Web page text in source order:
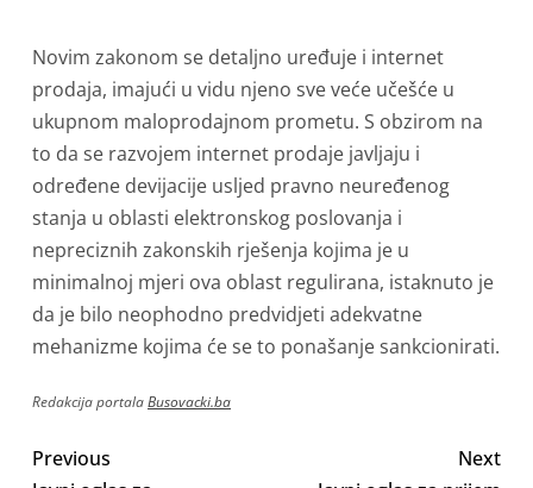
Novim zakonom se detaljno uređuje i internet
prodaja, imajući u vidu njeno sve veće učešće u
ukupnom maloprodajnom prometu. S obzirom na
to da se razvojem internet prodaje javljaju i
određene devijacije usljed pravno neuređenog
stanja u oblasti elektronskog poslovanja i
nepreciznih zakonskih rješenja kojima je u
minimalnoj mjeri ova oblast regulirana, istaknuto je
da je bilo neophodno predvidjeti adekvatne
mehanizme kojima će se to ponašanje sankcionirati.
Redakcija portalaBusovacki.ba
Previous
Next